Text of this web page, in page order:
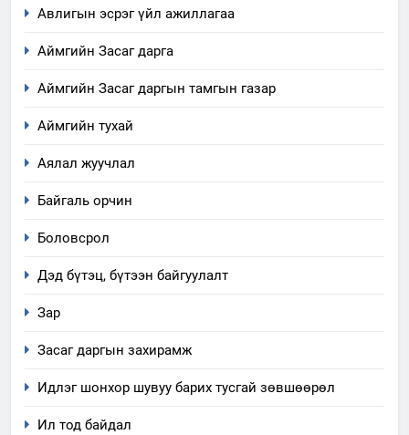
Авлигын эсрэг үйл ажиллагаа
Аймгийн Засаг дарга
Аймгийн Засаг даргын тамгын газар
Аймгийн тухай
Аялал жуучлал
Байгаль орчин
Боловсрол
Дэд бүтэц, бүтээн байгуулалт
Зар
Засаг даргын захирамж
Идлэг шонхор шувуу барих тусгай зөвшөөрөл
Ил тод байдал